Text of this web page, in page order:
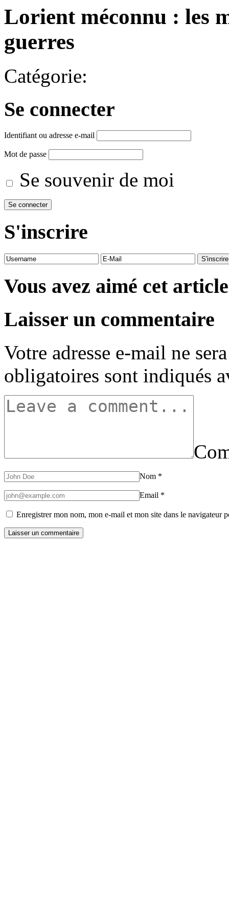
Lorient méconnu : les
guerres
Catégorie:
Se connecter
Identifiant ou adresse e-mail
Mot de passe
Se souvenir de moi
S'inscrire
Vous avez aimé cet
Laisser un commentaire
Votre adresse e-mail ne
obligatoires sont indiqués
Nom *
Email *
Enregistrer mon nom, mon e-mail et mon site dans le navigateur